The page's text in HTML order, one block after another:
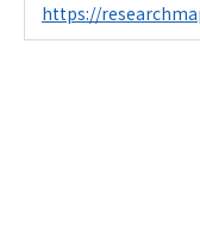
https://